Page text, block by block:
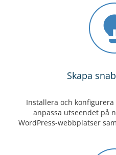
Skapa
Installera och
anpassa utseendet på
WordPress-webbplatser